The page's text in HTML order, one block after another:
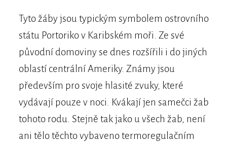
Tyto žáby jsou typickým symbolem ostrovního
státu Portoriko v Karibském moři. Ze své
původní domoviny se dnes rozšířili i do jiných
oblastí centrální Ameriky. Známy jsou
především pro svoje hlasité zvuky, které
vydávají pouze v noci. Kvákají jen samečci žab
tohoto rodu. Stejně tak jako u všech žab, není
ani tělo těchto vybaveno termoregulačním